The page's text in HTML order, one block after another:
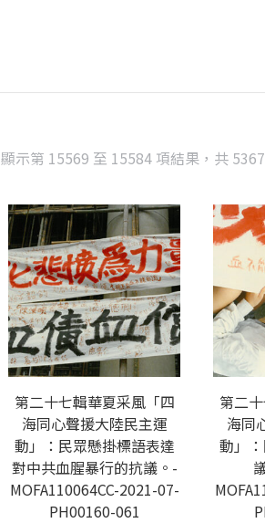
顯示第 15569 至 15584 項結果，共
第二十七輯華夏采風「四
海同心聲援大陸民主運
動」：民眾懸掛標語表達
對中共血腥暴行的抗議。-
MOFA110064CC-2021-07-
PH00160-061
第二
海同
動」